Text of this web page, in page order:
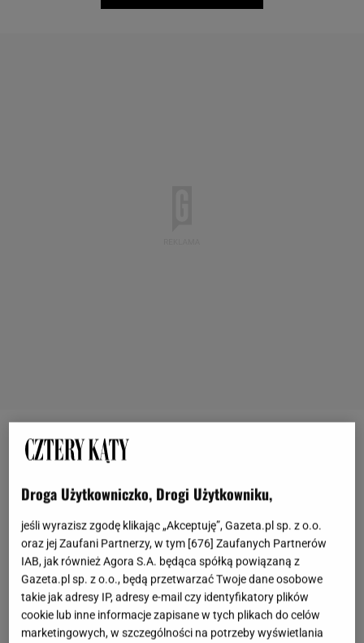
BAR, Kraków - cyberpunk na talerzu
Wkraczasz tu jak do japońskiego kina neonów - biel i
kroku. Wnętrze restauracji BAR przy ulicy
Augustiańskiej w Krakowie zaprojektowało NOWW
Studio, które zamieniło XIX-wieczną kamienicę w
ekran wizualny: lamperia w intensywnej czerwieni
poniżej, śnieżnobiała górna część ścian,
Droga Użytkowniczko, Drogi Użytkowniku,
jeśli wyrazisz zgodę klikając „Akceptuję”, Gazeta.pl sp. z o.o.
oraz jej Zaufani Partnerzy, w tym [676] Zaufanych Partnerów
IAB, jak również Agora S.A. będąca spółką powiązaną z
Gazeta.pl sp. z o.o., będą przetwarzać Twoje dane osobowe
takie jak adresy IP, adresy e-mail czy identyfikatory plików
cookie lub inne informacje zapisane w tych plikach do celów
marketingowych, w szczególności na potrzeby wyświetlania